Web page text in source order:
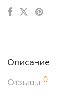
Описание
Отзывы 0